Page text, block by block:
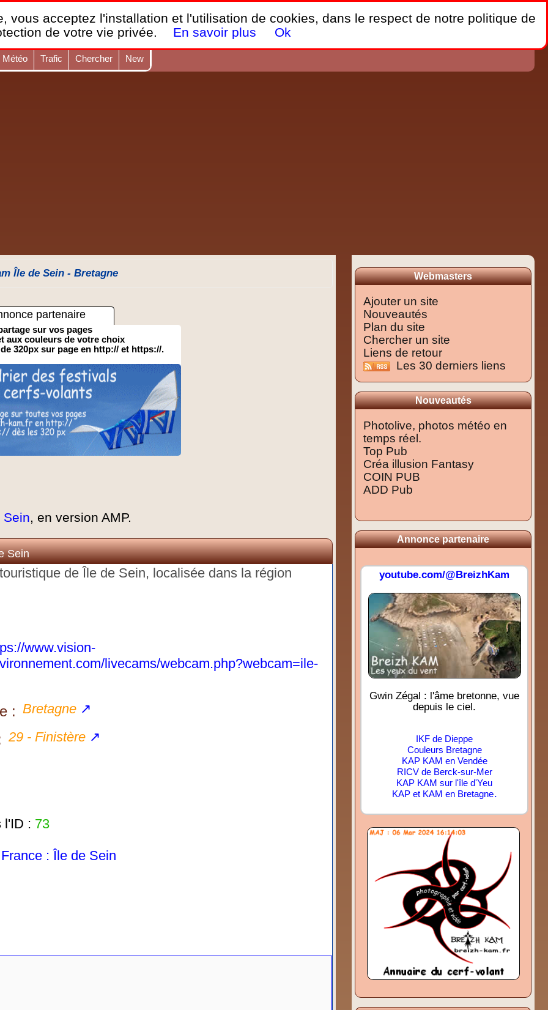
France Webcams,
Les webcams sur mobiles, portables et PC.
Météo Trafic Chercher New
Île de Sein - Bretagne
partenaire
sur vos pages
aux couleurs de votre choix
320px sur page en http:// et https://.
Sein, en version AMP.
Sein
de Île de Sein, localisée dans la région
www.vision-
livecams/webcam.php?webcam=ile-
: Bretagne ↗
29 - Finistère ↗
: 73
: Île de Sein
Webmasters
Ajouter un site
Nouveautés
Plan du site
Chercher un site
Liens de retour
Les 30 derniers liens
Nouveautés
Photolive, photos météo en
temps réel.
Top Pub
Créa illusion Fantasy
COIN PUB
ADD Pub
Annonce partenaire
youtube.com/@BreizhKam
Gwin Zégal : l'âme bretonne, vue
depuis le ciel.
IKF de Dieppe
Couleurs Bretagne
KAP KAM en Vendée
RICV de Berck-sur-Mer
KAP KAM sur l'île d'Yeu
KAP et KAM en Bretagne.
vous acceptez l'installation et l'utilisation de cookies, dans le respect de notre politique de
de votre vie privée.
En savoir plus Ok